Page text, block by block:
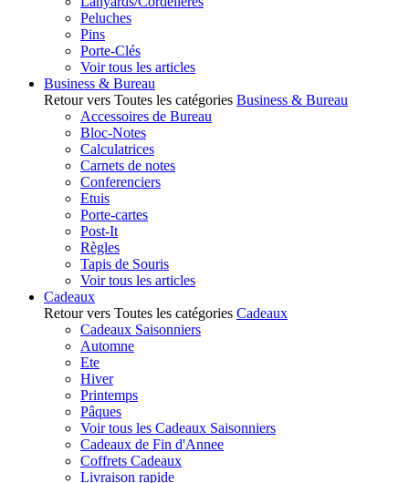
Peluches
Pins
Porte-Clés
Voir tous les articles
Business & Bureau
Retour vers Toutes les catégories Business & Bureau
Accessoires de Bureau
Bloc-Notes
Calculatrices
Carnets de notes
Conferenciers
Etuis
Porte-cartes
Post-It
Règles
Tapis de Souris
Voir tous les articles
Cadeaux
Retour vers Toutes les catégories Cadeaux
Cadeaux Saisonniers
Automne
Ete
Hiver
Printemps
Pâques
Voir tous les Cadeaux Saisonniers
Cadeaux de Fin d'Annee
Coffrets Cadeaux
Livraison rapide